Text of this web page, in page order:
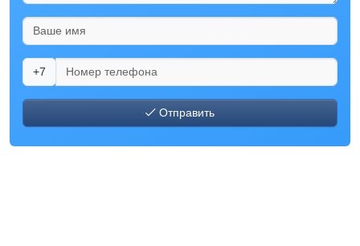
+7
Отправить